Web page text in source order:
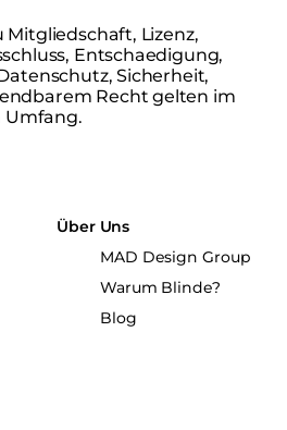
Lizenz,
Entschaedigung,
Sicherheit,
Recht gelten im
Umfang.
Über Uns
MAD Design Group
Warum Blinde?
Blog